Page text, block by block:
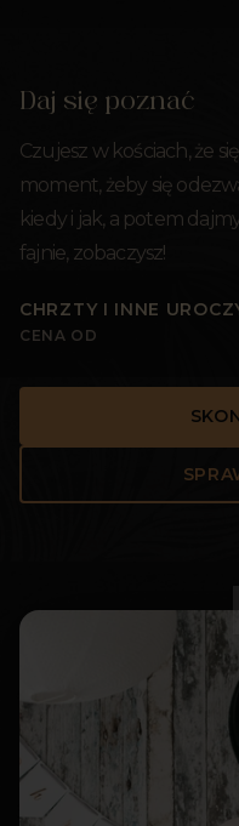
Daj się poznać
Czujesz w kościach, że
moment, żeby się
kiedy i jak, a potem
fajnie, zobaczysz!
CHRZTY I INNE
CENA OD